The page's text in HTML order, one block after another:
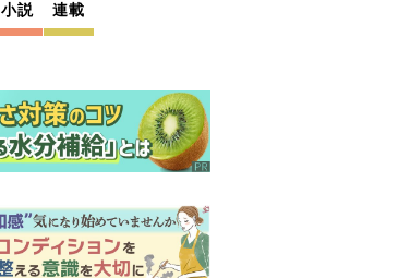
小説 連載